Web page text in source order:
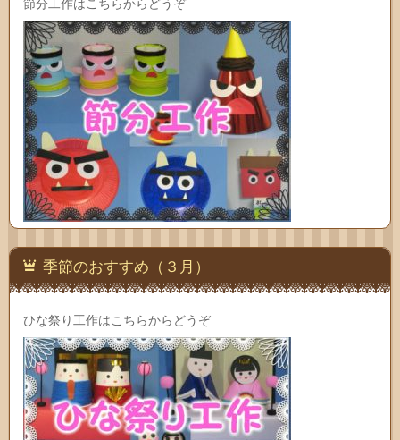
季節のおすすめ（３月）
ひな祭り工作はこちらからどうぞ